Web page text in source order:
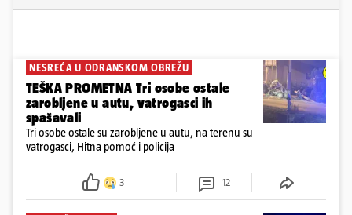
NESREĆA U ODRANSKOM OBREŽU
TEŠKA PROMETNA Tri osobe ostale
zarobljene u autu, vatrogasci ih
spašavali
Tri osobe ostale su zarobljene u autu, na terenu su
vatrogasci, Hitna pomoć i policija
3 12